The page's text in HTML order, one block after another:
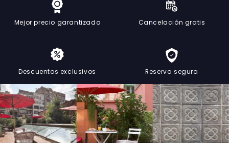
Mejor precio garantizado Cancelación gratis
Descuentos exclusivos Reserva segura